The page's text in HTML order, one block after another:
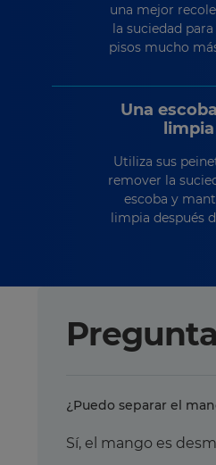
una mejor
la suciedad
pisos mucho
Una
limpia
Utiliza sus
remover la
escoba y
limpia después
¿Puedo separar el
Sí, el mango es